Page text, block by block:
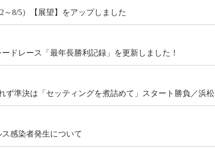
～8/5）【展望】をアップしました
ドレース「最年長勝利記録」を更新しました！
ず準決は「セッティングを煮詰めて」スタート勝負／浜松
感染者発生について